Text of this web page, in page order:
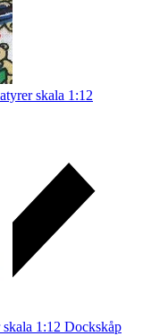
skala 1:12
1:12 Dockskåp